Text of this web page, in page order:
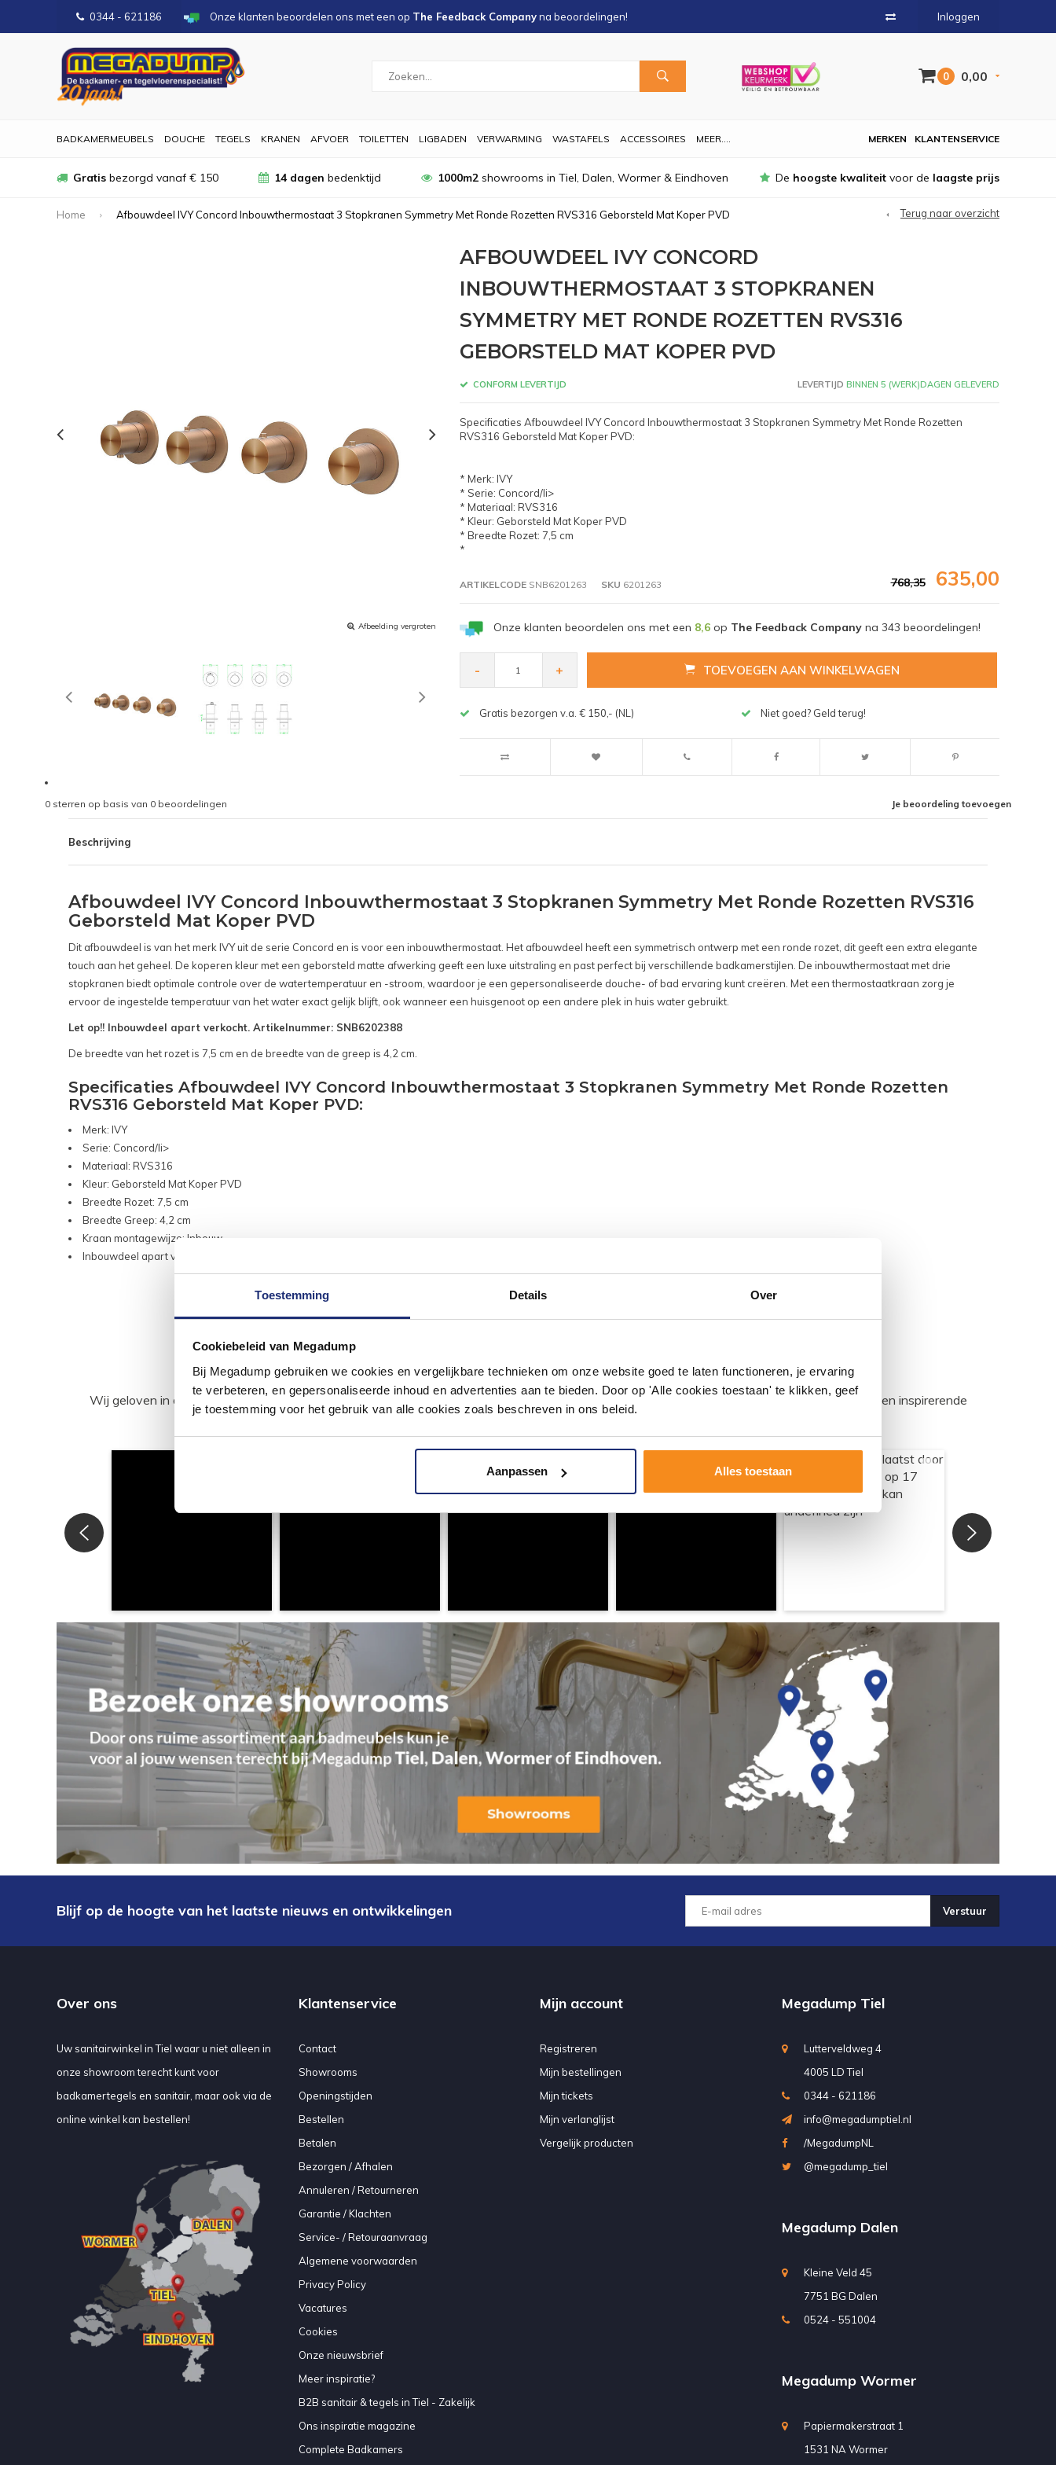
Toestemming Details Over
Cookiebeleid van Megadump
Bij Megadump gebruiken we cookies en vergelijkbare technieken om onze website goed te laten functioneren, je ervaring
te verbeteren, en gepersonaliseerde inhoud en advertenties aan te bieden. Door op 'Alle cookies toestaan' te klikken, geef
je toestemming voor het gebruik van alle cookies zoals beschreven in ons beleid.
Aanpassen Alles toestaan
0344 - 621186 Onze klanten beoordelen ons met een op The Feedback Companyna beoordelingen! Inloggen
0 0,00
BADKAMERMEUBELS DOUCHE TEGELS KRANEN AFVOER TOILETTEN LIGBADEN VERWARMING WASTAFELS ACCESSOIRES MEER.... KLANTENSERVICE
MERKEN
Gratis bezorgd vanaf € 150 14 dagen bedenktijd 1000m2showrooms in Tiel, Dalen, Wormer & Eindhoven De hoogste kwaliteit voor de laagste prijs
Home Afbouwdeel IVY Concord Inbouwthermostaat 3 Stopkranen Symmetry Met Ronde Rozetten RVS316 Geborsteld Mat Koper PVD Terug naar overzicht
Afbeelding vergroten Afbeelding vergroten
AFBOUWDEEL IVY CONCORD
INBOUWTHERMOSTAAT 3 STOPKRANEN
SYMMETRY MET RONDE ROZETTEN RVS316
GEBORSTELD MAT KOPER PVD
CONFORM LEVERTIJD LEVERTIJD BINNEN 5 (WERK)DAGEN GELEVERD
Specificaties Afbouwdeel IVY Concord Inbouwthermostaat 3 Stopkranen Symmetry Met Ronde Rozetten
RVS316 Geborsteld Mat Koper PVD:
* Merk: IVY
* Serie: Concord/li>
* Materiaal: RVS316
* Kleur: Geborsteld Mat Koper PVD
* Breedte Rozet: 7,5 cm
*
ARTIKELCODESNB6201263 SKU 6201263 768,35 635,00
Onze klanten beoordelen ons met een 8,6op The Feedback Companyna 343 beoordelingen!
- + TOEVOEGEN AAN WINKELWAGEN
Gratis bezorgen v.a. € 150,- (NL) Niet goed? Geld terug!
Je beoordeling toevoegen
0 sterren op basis van 0 beoordelingen
Beschrijving
Afbouwdeel IVY Concord Inbouwthermostaat 3 Stopkranen Symmetry Met Ronde Rozetten RVS316
Geborsteld Mat Koper PVD
Dit afbouwdeel is van het merk IVY uit de serie Concord en is voor een inbouwthermostaat. Het afbouwdeel heeft een symmetrisch ontwerp met een ronde rozet, dit geeft een extra elegante
touch aan het geheel. De koperen kleur met een geborsteld matte afwerking geeft een luxe uitstraling en past perfect bij verschillende badkamerstijlen. De inbouwthermostaat met drie
stopkranen biedt optimale controle over de watertemperatuur en -stroom, waardoor je een gepersonaliseerde douche- of bad ervaring kunt creëren. Met een thermostaatkraan zorg je
ervoor de ingestelde temperatuur van het water exact gelijk blijft, ook wanneer een huisgenoot op een andere plek in huis water gebruikt.
Let op!! Inbouwdeel apart verkocht. Artikelnummer: SNB6202388
De breedte van het rozet is 7,5 cm en de breedte van de greep is 4,2 cm.
Specificaties Afbouwdeel IVY Concord Inbouwthermostaat 3 Stopkranen Symmetry Met Ronde Rozetten
RVS316 Geborsteld Mat Koper PVD:
Merk: IVY
Serie: Concord/li>
Materiaal: RVS316
Kleur: Geborsteld Mat Koper PVD
Breedte Rozet: 7,5 cm
Breedte Greep: 4,2 cm
Kraan montagewijze: Inbouw
Inbouwdeel apart verkocht
#mijndroombadkamer
Wij geloven in de kracht van delen. Deel jouw badkamer op Instagram met #mijndroombadkamer en tag @megadumpnl. Samen bouwen we een inspirerende
omgeving vol met unieke badkamerstijlen. Doe je mee?
Blijf op de hoogte van het laatste nieuws en ontwikkelingen Verstuur
Over ons
Uw sanitairwinkel in Tiel waar u niet alleen in
onze showroom terecht kunt voor
badkamertegels en sanitair, maar ook via de
online winkel kan bestellen!
Klantenservice
Contact
Showrooms
Openingstijden
Bestellen
Betalen
Bezorgen / Afhalen
Annuleren / Retourneren
Garantie / Klachten
Service- / Retouraanvraag
Algemene voorwaarden
Privacy Policy
Vacatures
Cookies
Onze nieuwsbrief
Meer inspiratie?
B2B sanitair & tegels in Tiel - Zakelijk
Ons inspiratie magazine
Complete Badkamers
Mijn account
Registreren
Mijn bestellingen
Mijn tickets
Mijn verlanglijst
Vergelijk producten
Megadump Tiel
Lutterveldweg 4
4005 LD Tiel
0344 - 621186
info@megadumptiel.nl
/MegadumpNL
@megadump_tiel
Megadump Dalen
Kleine Veld 45
7751 BG Dalen
0524 - 551004
Megadump Wormer
Papiermakerstraat 1
1531 NA Wormer